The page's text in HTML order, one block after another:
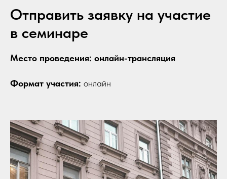
Отправить заявку на участие
в семинаре
Место проведения: онлайн-трансляция
Формат участия: онлайн